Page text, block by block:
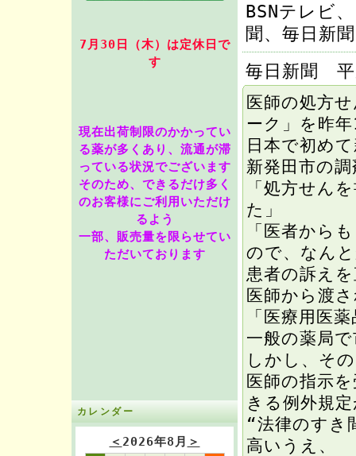
7月30 日（木）は定休日で
す
現在出荷制限のかかってい
る薬が多くあり、流通が滞
っている状況でございます
そのため、できるだけ多く
のお客様にご利用いただけ
るよう
一部、販売量を限らせてい
ただいております
カレンダー
＜ 2026年8月 ＞
BSNテレビ
聞、毎日新
毎日新聞 平
医師の処方
ーク」を昨
日本で初め
新発田市の
「処方せん
た」
「医者から
ので、なん
患者の訴え
医師から渡
「医療用医
一般の薬局
しかし、そ
医師の指示
きる例外規
“法律のすき
高いうえ、